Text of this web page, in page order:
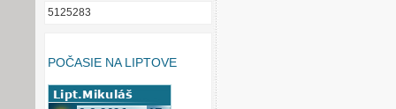
5125283
POČASIE NA LIPTOVE